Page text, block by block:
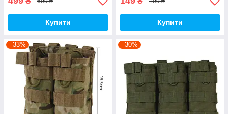
Купити Купити
–33% –30%